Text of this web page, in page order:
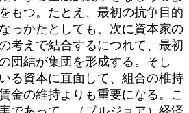
もつ。たとえ、最初の抗争目的
っかたとしても、次に資本家の
考えで結合するにつれて、最初
団結が集団を形成する。そし
る資本に直面して、組合の椎持
金の維持よりも重要になる。こ